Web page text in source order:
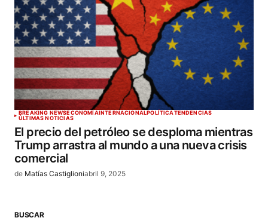
BREAKING NEWSECONOMÍAINTERNACIONALPOLÍTICATENDENCIAS
ÚLTIMAS NOTICIAS
El precio del petróleo se desploma mientras
Trump arrastra al mundo a una nueva crisis
comercial
de Matías Castiglioniabril 9, 2025
BUSCAR